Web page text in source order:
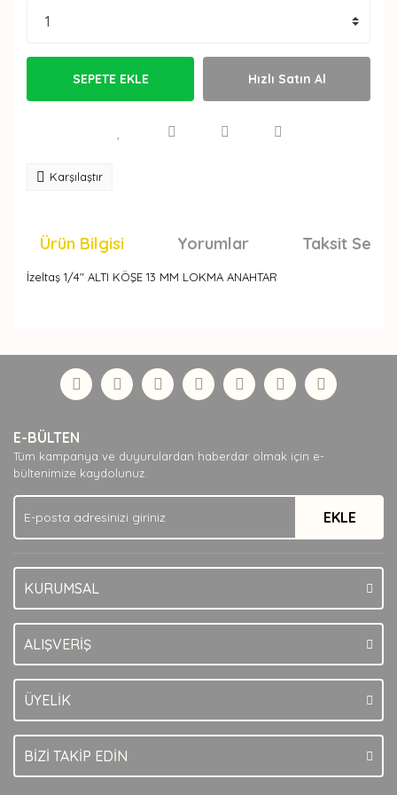
SEPETE EKLE Hızlı Satın Al
Karşılaştır
Ürün Bilgisi Yorumlar Taksit
İzeltaş 1/4" ALTI KÖŞE 13 MM LOKMA ANAHTAR
Yorum Yaz
formunu kullanarak tarafımıza iletebilirsiniz.
Görüş ve önerileriniz için teşekkür ederiz.
Ürün açıklamasında eksik bilgiler bulunuyor.
Ürün bilgilerinde hatalar bulunuyor.
Ürün fiyatı diğer sitelerden daha pahalı.
Bu ürüne benzer farklı alternatifler olmalı.
E-BÜLTEN
Tüm kampanya ve duyurulardan haberdar olmak için e-
bültenimize kaydolunuz.
EKLE
KURUMSAL
ALIŞVERİŞ
ÜYELİK
BİZİ TAKİP EDİN